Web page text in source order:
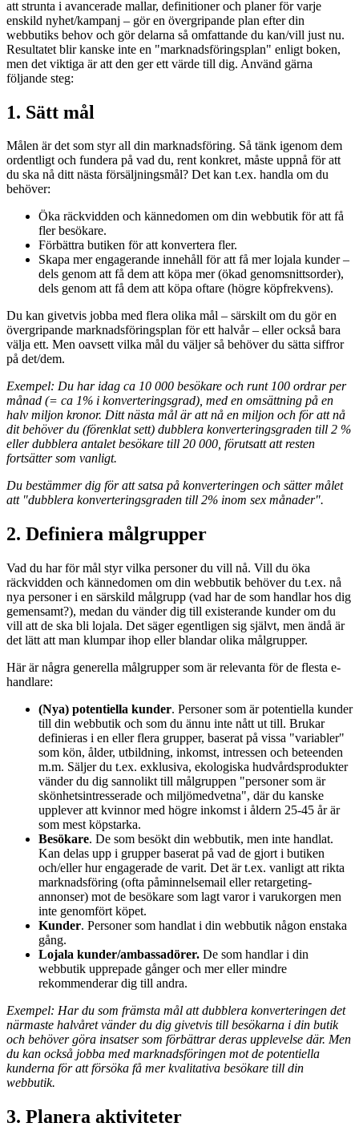
att strunta i avancerade mallar, definitioner och planer för varje
enskild nyhet/kampanj – gör en övergripande plan efter din
webbutiks behov och gör delarna så omfattande du kan/vill just nu.
Resultatet blir kanske inte en "marknadsföringsplan" enligt boken,
men det viktiga är att den ger ett värde till dig. Använd gärna
följande steg:
1. Sätt mål
Målen är det som styr all din marknadsföring. Så tänk igenom dem
ordentligt och fundera på vad du, rent konkret, måste uppnå för att
du ska nå ditt nästa försäljningsmål? Det kan t.ex. handla om du
behöver:
Öka räckvidden och kännedomen om din webbutik för att få
fler besökare.
Förbättra butiken för att konvertera fler.
Skapa mer engagerande innehåll för att få mer lojala kunder –
dels genom att få dem att köpa mer (ökad genomsnittsorder),
dels genom att få dem att köpa oftare (högre köpfrekvens).
Du kan givetvis jobba med flera olika mål – särskilt om du gör en
övergripande marknadsföringsplan för ett halvår – eller också bara
välja ett. Men oavsett vilka mål du väljer så behöver du sätta siffror
på det/dem.
Exempel: Du har idag ca 10 000 besökare och runt 100 ordrar per
månad (= ca 1% i konverteringsgrad), med en omsättning på en
halv miljon kronor. Ditt nästa mål är att nå en miljon och för att nå
dit behöver du (förenklat sett) dubblera konverteringsgraden till 2 %
eller dubblera antalet besökare till 20 000, förutsatt att resten
fortsätter som vanligt.
Du bestämmer dig för att satsa på konverteringen och sätter målet
att "dubblera konverteringsgraden till 2% inom sex månader".
2. Definiera målgrupper
Vad du har för mål styr vilka personer du vill nå. Vill du öka
räckvidden och kännedomen om din webbutik behöver du t.ex. nå
nya personer i en särskild målgrupp (vad har de som handlar hos dig
gemensamt?), medan du vänder dig till existerande kunder om du
vill att de ska bli lojala. Det säger egentligen sig självt, men ändå är
det lätt att man klumpar ihop eller blandar olika målgrupper.
Här är några generella målgrupper som är relevanta för de flesta e-
handlare:
(Nya) potentiella kunder. Personer som är potentiella kunder
till din webbutik och som du ännu inte nått ut till. Brukar
definieras i en eller flera grupper, baserat på vissa "variabler"
som kön, ålder, utbildning, inkomst, intressen och beteenden
m.m. Säljer du t.ex. exklusiva, ekologiska hudvårdsprodukter
vänder du dig sannolikt till målgruppen "personer som är
skönhetsintresserade och miljömedvetna", där du kanske
upplever att kvinnor med högre inkomst i åldern 25-45 år är
som mest köpstarka.
Besökare. De som besökt din webbutik, men inte handlat.
Kan delas upp i grupper baserat på vad de gjort i butiken
och/eller hur engagerade de varit. Det är t.ex. vanligt att rikta
marknadsföring (ofta påminnelsemail eller retargeting-
annonser) mot de besökare som lagt varor i varukorgen men
inte genomfört köpet.
Kunder. Personer som handlat i din webbutik någon enstaka
gång.
Lojala kunder/ambassadörer. De som handlar i din
webbutik upprepade gånger och mer eller mindre
rekommenderar dig till andra.
Exempel: Har du som främsta mål att dubblera konverteringen det
närmaste halvåret vänder du dig givetvis till besökarna i din butik
och behöver göra insatser som förbättrar deras upplevelse där. Men
du kan också jobba med marknadsföringen mot de potentiella
kunderna för att försöka få mer kvalitativa besökare till din
webbutik.
3. Planera aktiviteter